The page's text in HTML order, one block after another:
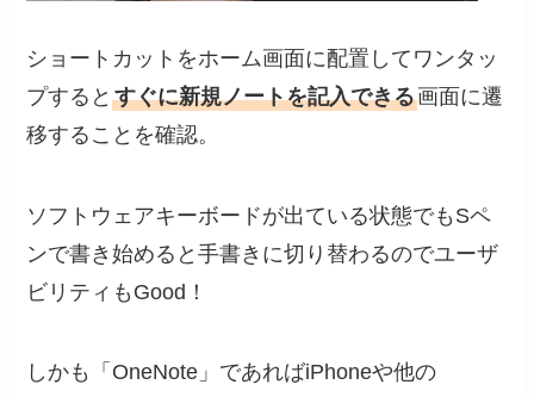
ショートカットをホーム画面に配置してワンタッ
プするとすぐに新規ノートを記入できる画面に遷
移することを確認。
ソフトウェアキーボードが出ている状態でもSペ
ンで書き始めると手書きに切り替わるのでユーザ
ビリティもGood！
しかも「OneNote」であればiPhoneや他の